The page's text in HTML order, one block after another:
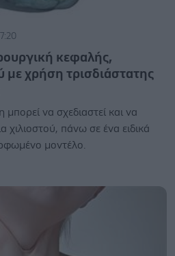
κεφαλής,
με χρήση τρισδιάστατης
να σχεδιαστεί και να
χιλιοστού, πάνω σε ένα ειδικά
μοντέλο.